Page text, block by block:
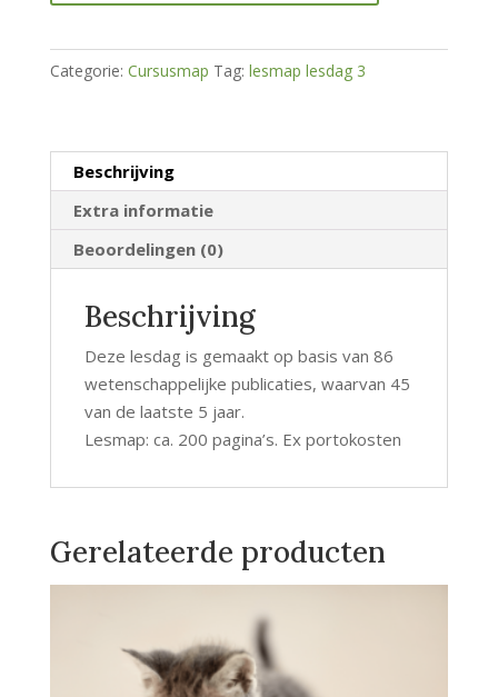
Specialisatie
4
obsessief
gedrag
huisvesting)
hoeveelheid
Categorie: Cursusmap Tag: lesmap lesdag 3
Beschrijving
Extra informatie
Beoordelingen (0)
Beschrijving
Deze lesdag is gemaakt op basis van 86
wetenschappelijke publicaties, waarvan 45
van de laatste 5 jaar.
Lesmap: ca. 200 pagina’s. Ex portokosten
Gerelateerde producten